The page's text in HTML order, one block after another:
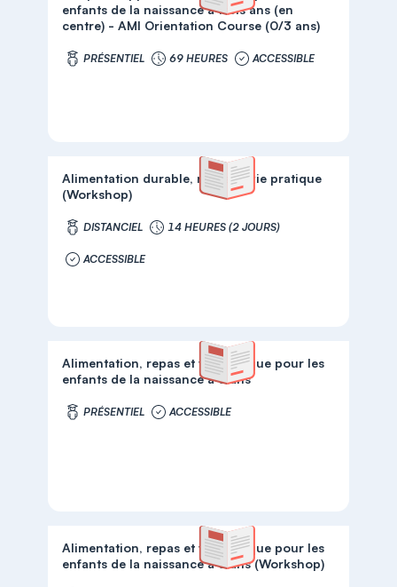
enfants de la naissance à trois ans (en
centre) - AMI Orientation Course (0/3 ans)
PRÉSENTIEL 69 HEURES ACCESSIBLE
Alimentation durable, repas et vie pratique
(Workshop)
DISTANCIEL 14 HEURES (2 JOURS)
ACCESSIBLE
Alimentation, repas et vie pratique pour les
enfants de la naissance à 3 ans
PRÉSENTIEL ACCESSIBLE
Alimentation, repas et vie pratique pour les
enfants de la naissance à 3 ans (Workshop)